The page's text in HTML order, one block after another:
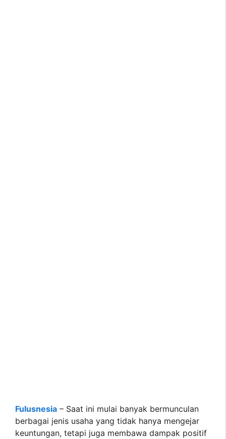
Fulusnesia – Saat ini mulai banyak bermunculan
berbagai jenis usaha yang tidak hanya mengejar
keuntungan, tetapi juga membawa dampak positif